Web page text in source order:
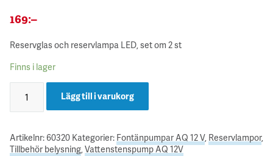
169:–
Reservglas och reservlampa LED, set om 2 st
Finns i lager
Lägg till i varukorg
Artikelnr:60320 Kategorier: Fontänpumpar AQ 12 V, Reservlampor,
Tillbehör belysning,Vattenstenspump AQ 12V